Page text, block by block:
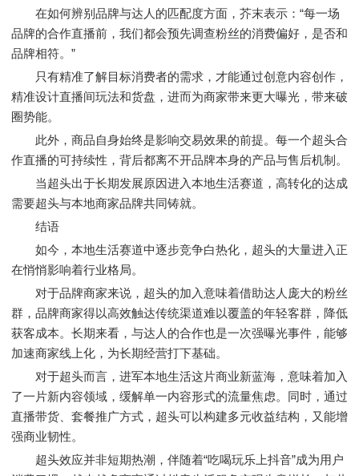
在如何辨别品牌与达人的匹配度方面，芥末表示：“每一场
品牌的合作直播前，我们都会预先调查粉丝的消费偏好，是否和
品牌相符。”
只有精准了解目标消费者的需求，才能通过创意内容创作，
精准设计直播间玩法和货盘，进而为商家带来更大曝光，带来破
圈势能。
此外，商品自身始终是影响交易效果的前提。每一个超头合
作直播的可持续性，背后都离不开品牌本身的产品与售后机制。
当超头出于长期发展原因进入本地生活赛道，高转化的达成
需要超头与本地商家品牌共同铸就。
结语
如今，本地生活赛道中逐步竞争白热化，超头的大量进入正
在悄悄影响着行业格局。
对于品牌商家来说，超头的加入意味着借助达人庞大的粉丝
群，品牌商家得以高效触达传统渠道难以覆盖的年轻客群，降低
获客成本。长期来看，与达人的合作也是一次强曝光事件，能够
加速商家线上化，为长期经营打下基础。
对于超头而言，进军本地生活这片商业新蓝海，意味着加入
了一片新内容领域，缓解单一内容形式的流量焦虑。同时，通过
直播带货、套餐推广方式，超头可以构建多元收益结构，又能增
强商业韧性。
超头效应并非短期热潮，伴随着“吃喝玩乐上抖音”成为用户